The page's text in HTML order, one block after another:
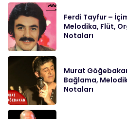
Ferdi Tayfur –
Melodika, Flüt,
Notaları
Murat
Bağlama,
Notaları